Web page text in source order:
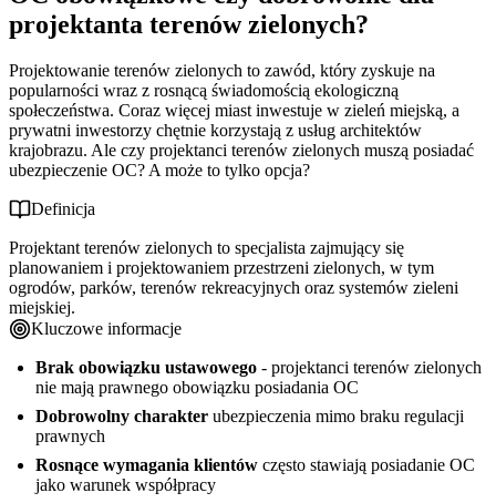
projektanta terenów zielonych?
Projektowanie terenów zielonych to zawód, który zyskuje na
popularności wraz z rosnącą świadomością ekologiczną
społeczeństwa. Coraz więcej miast inwestuje w zieleń miejską, a
prywatni inwestorzy chętnie korzystają z usług architektów
krajobrazu. Ale czy projektanci terenów zielonych muszą posiadać
ubezpieczenie OC? A może to tylko opcja?
Definicja
Projektant terenów zielonych to specjalista zajmujący się
planowaniem i projektowaniem przestrzeni zielonych, w tym
ogrodów, parków, terenów rekreacyjnych oraz systemów zieleni
miejskiej.
Kluczowe informacje
Brak obowiązku ustawowego - projektanci terenów zielonych
nie mają prawnego obowiązku posiadania OC
Dobrowolny charakter ubezpieczenia mimo braku regulacji
prawnych
Rosnące wymagania klientów często stawiają posiadanie OC
jako warunek współpracy